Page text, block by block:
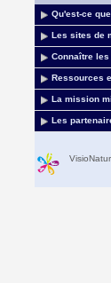
Qu'est-ce
Les sites de
Connaître
Ressources
La mission
Les